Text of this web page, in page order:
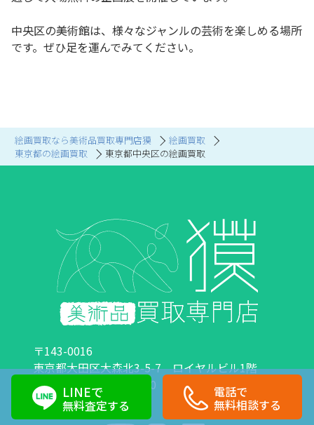
LINEで
無料査定する
電話で
無料相談する
絵画買取なら美術品買取専門店獏
絵画買取
東京都の絵画買取
東京都中央区の絵画買取
中央区の美術館は、様々なジャンルの芸術を楽しめる場所
です。ぜひ足を運んでみてください。
〒143-0016
東京都大田区大森北3-5-7 ロイヤルビル1階
営業時間：10:00～18:00 定休日：日曜日・祝日
0120-89-0007 03-6423-1033